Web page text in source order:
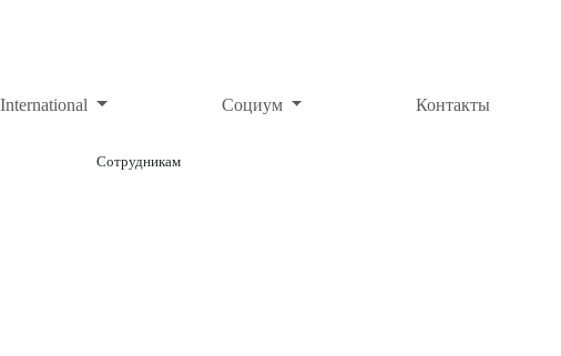
International Социум Контакты
Сотрудникам